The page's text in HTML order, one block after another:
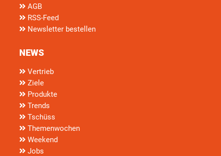
AGB
RSS-Feed
Newsletter bestellen
NEWS
Vertrieb
Ziele
Produkte
Trends
Tschüss
Themenwochen
Weekend
Jobs